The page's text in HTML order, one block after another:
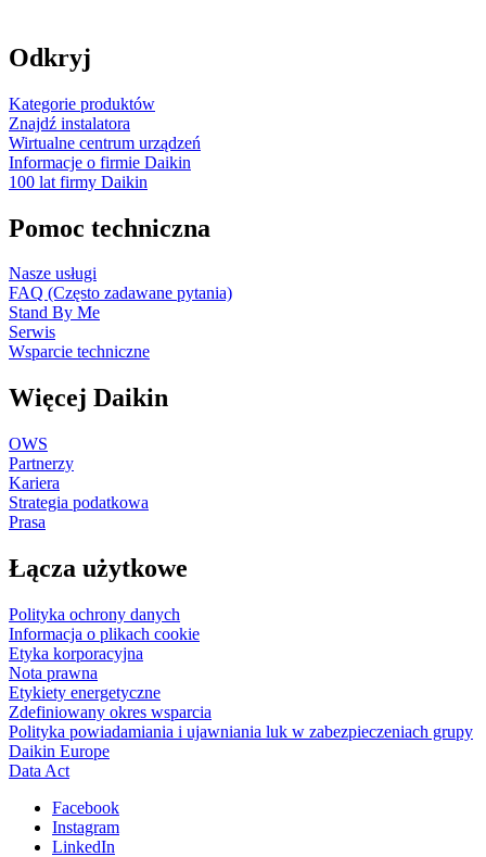
Odkryj
Kategorie produktów
Znajdź instalatora
Wirtualne centrum urządzeń
Informacje o firmie Daikin
100 lat firmy Daikin
Pomoc techniczna
Nasze usługi
FAQ (Często zadawane pytania)
Stand By Me
Serwis
Wsparcie techniczne
Więcej Daikin
OWS
Partnerzy
Kariera
Strategia podatkowa
Prasa
Łącza użytkowe
Polityka ochrony danych
Informacja o plikach cookie
Etyka korporacyjna
Nota prawna
Etykiety energetyczne
Zdefiniowany okres wsparcia
Polityka powiadamiania i ujawniania luk w zabezpieczeniach grupy
Daikin Europe
Data Act
Facebook
Instagram
LinkedIn